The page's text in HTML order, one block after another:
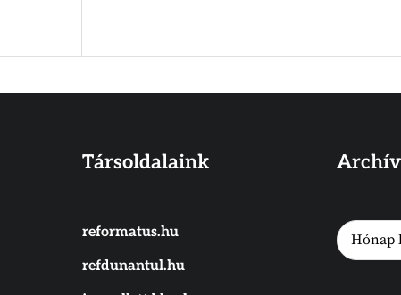
Társoldalaink
reformatus.hu
refdunantul.hu
Archívum
Hónap